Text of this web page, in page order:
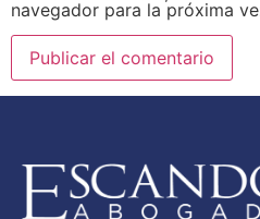
navegador para la próxima